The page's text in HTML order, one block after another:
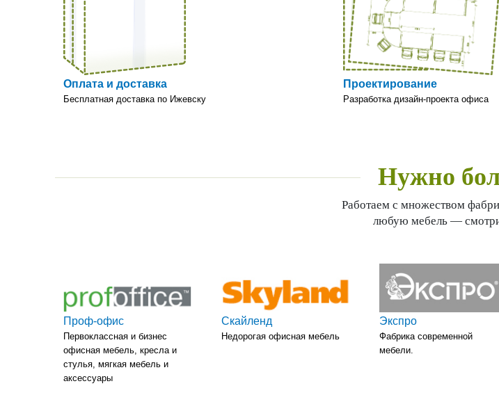
Оплата и доставка
Бесплатная доставка по Ижевску
Проектирование
Разработка дизайн-проекта офиса
Нужно
Работаем с множеством
любую мебель —
Проф-офис
Первоклассная и бизнес
офисная мебель, кресла и
стулья, мягкая мебель и
аксессуары
Скайленд
Недорогая офисная мебель
Экспро
Фабрика современной
мебели.